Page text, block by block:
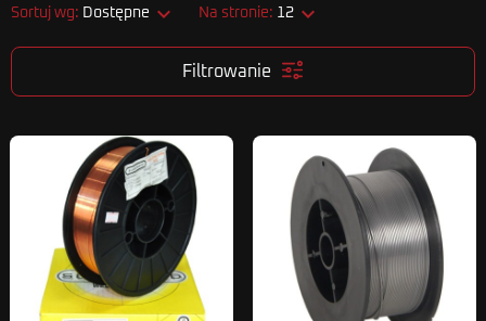
Sortuj wg: Dostępne  Na stronie: 12 
Filtrowanie